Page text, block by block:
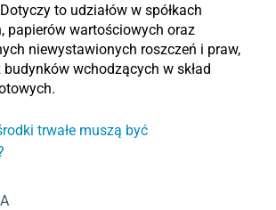
to udziałów w spółkach
papierów wartościowych oraz
niewystawionych roszczeń i praw,
wchodzących w skład
trwałe muszą być